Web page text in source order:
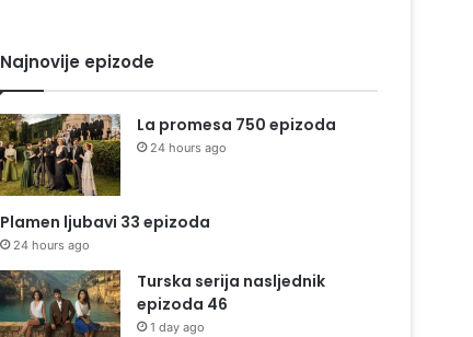
Najnovije epizode
La promesa 750 epizoda
24 hours ago
Plamen ljubavi 33 epizoda
24 hours ago
Turska serija nasljednik
epizoda 46
1 day ago